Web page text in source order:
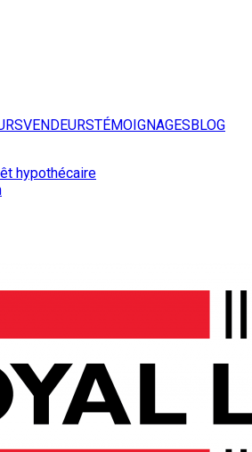
VENDEURSTÉMOIGNAGESBLOG
hypothécaire